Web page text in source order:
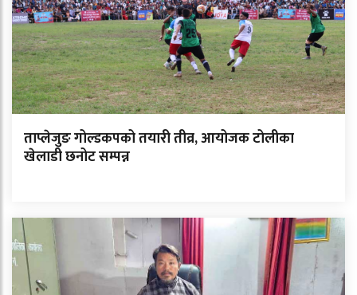
ताप्लेजुङ गोल्डकपको तयारी तीव्र, आयोजक टोलीका
खेलाडी छनोट सम्पन्न